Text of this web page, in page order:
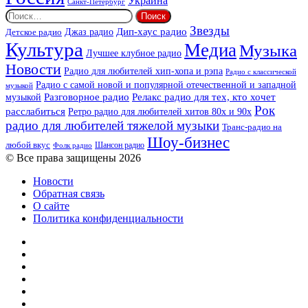
Санкт-Петербург
Найти:
Детское радио Джаз радио Дип-хаус радио Звезды
Культура Лучшее клубное радио МедиаМузыка
Новости Радио для любителей хип-хопа и рэпа Радио с классической
музыкой Радио с самой новой и популярной отечественной и западной
музыкой Разговорное радио Релакс радио для тех, кто хочет
расслабиться Ретро радио для любителей хитов 80х и 90х Рок
радио для любителей тяжелой музыки Транс-радио на
любой вкус Фолк радио Шансон радио Шоу-бизнес
© Все права защищены 2026
Новости
Обратная связь
О сайте
Политика конфиденциальности